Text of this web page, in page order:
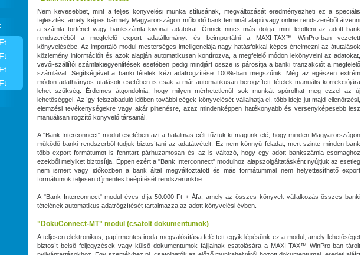
Nem kevesebbet, mint a teljes könyvelési munka stílusának, megváltozását eredményezheti ez a speciális
fejlesztés, amely képes bármely Magyarországon működő bank terminál alapú vagy online rendszeréből átvenni
a számla történet vagy bankszámla kivonat adatokat. Önnek nincs más dolga, mint letölteni az adott bank
rendszeréből a megfelelő export adatállományt és beimportálni a MAXI‑TAX™ WinPro-ban vezetett
könyvelésébe. Az importáló modul mesterséges intelligenciája nagy hatásfokkal képes értelmezni az átutalások
közlemény információit és azok alapján automatikusan kontírozva, a megfelelő módon lekönyvelni az adatokat,
vevői-szállítói számlakiegyenlítések esetében pedig mindjárt össze is párosítja a banki tranzakciót a megfelelő
számlával. Segítségével a banki tételek kézi adatrögzítése 100%-ban megszűnik. Még az egészen extrém
módon adathiányos utalások esetében is csak a már automatikusan berögzített tételek manuális korrekciójára
lehet szükség. Érdemes átgondolnia, hogy milyen mérhetetlenül sok munkát spórolhat meg ezzel az új
lehetőséggel. Az így felszabaduló időben további cégek könyvelését vállalhatja el, több ideje jut majd ellenőrzési,
elemzési tevékenységekre vagy akár pihenésre, azaz mindenképpen hatékonyabb és versenyképesebb lesz
manuálisan rögzítő könyvelő társainál.
A "Bank Interconnect" modul esetében azt a hatalmas célt tűztük ki magunk elé, hogy minden Magyarországon
működő banki rendszerből tudjuk biztosítani az adatátvételt. Ez nem könnyű feladat, mert szinte minden bank
több export formátumot is fenntart párhuzamosan és az is változó, hogy egy adott bankszámla csomaghoz
ezekből melyiket biztosítja. Éppen ezért a "Bank Interconnect" modulhoz alapszolgáltatásként nyújtjuk az esetleg
nem ismert vagy időközben a bank által megváltoztatott és más formátummal nem helyettesíthető export
formátumok teljesen díjmentes beépítését rendszerünkbe.
A "Bank Interconnect" modul éves díja 50.000 Ft + Áfa, amely az összes könyvelt vállalkozás összes banki
tételének automatikus adatrögzítését tartalmazza az adott könyvelési évben.
"DokuConnect-MT" modul (csatolt dokumentumok)
A teljesen elektronikus, papírmentes iroda megvalósítása felé tett egyik lépésünk ez a modul, amely lehetőséget
biztosít belső feljegyzések vagy külső dokumentumok fájljainak csatolására a MAXI‑TAX™ WinPro-ban tárolt